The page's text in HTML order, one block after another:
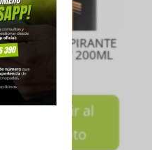
ANTITRANSPIRANTE
4ON SPRAY 200ML
₲220.000
Añadir al
carrito